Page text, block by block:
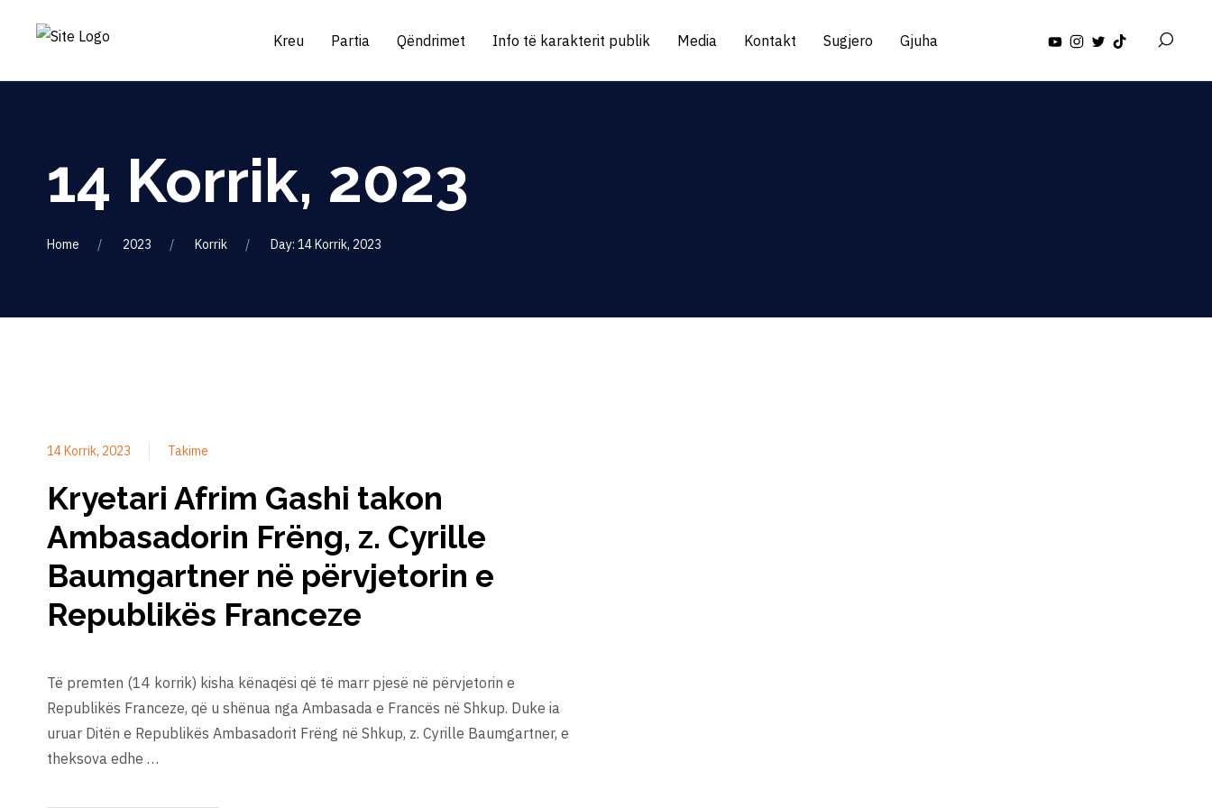
Kreu Partia Qëndrimet Info të karakterit publik Media Kontakt Sugjero Gjuha
14 Korrik, 2023
Home 2023 Korrik Day: 14 Korrik, 2023
14 Korrik, 2023 Takime
Kryetari Afrim Gashi takon
Ambasadorin Frëng, z. Cyrille
Baumgartner në përvjetorin e
Republikës Franceze
Të premten (14 korrik) kisha kënaqësi që të marr pjesë në përvjetorin e
Republikës Franceze, që u shënua nga Ambasada e Francës në Shkup. Duke ia
uruar Ditën e Republikës Ambasadorit Frëng në Shkup, z. Cyrille Baumgartner, e
theksova edhe …